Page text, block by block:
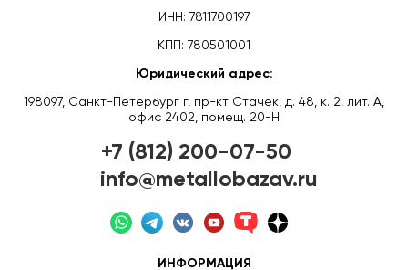
ИНН: 7811700197
КПП: 780501001
Юридический адрес:
198097, Санкт-Петербург г, пр-кт Стачек, д. 48, к. 2, лит. А,
офис 2402, помещ. 20-Н
+7 (812) 200-07-50
info@metallobazav.ru
ИНФОРМАЦИЯ